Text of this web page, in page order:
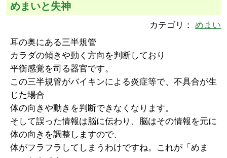
めまいと失神
カテゴリ：めまい
耳の奥にある三半規管
カラダの傾きや動く方向を判断しており
平衡感覚を司る器官です。
この三半規管がバイキンによる炎症等で、不具合が生
じた場合
体の向きや動きを判断できなくなります。
そして誤った情報は脳に伝わり、脳はその情報を元に
体の向きを調整しますので、
体がフラフラしてしまうわけですね。これが「めま